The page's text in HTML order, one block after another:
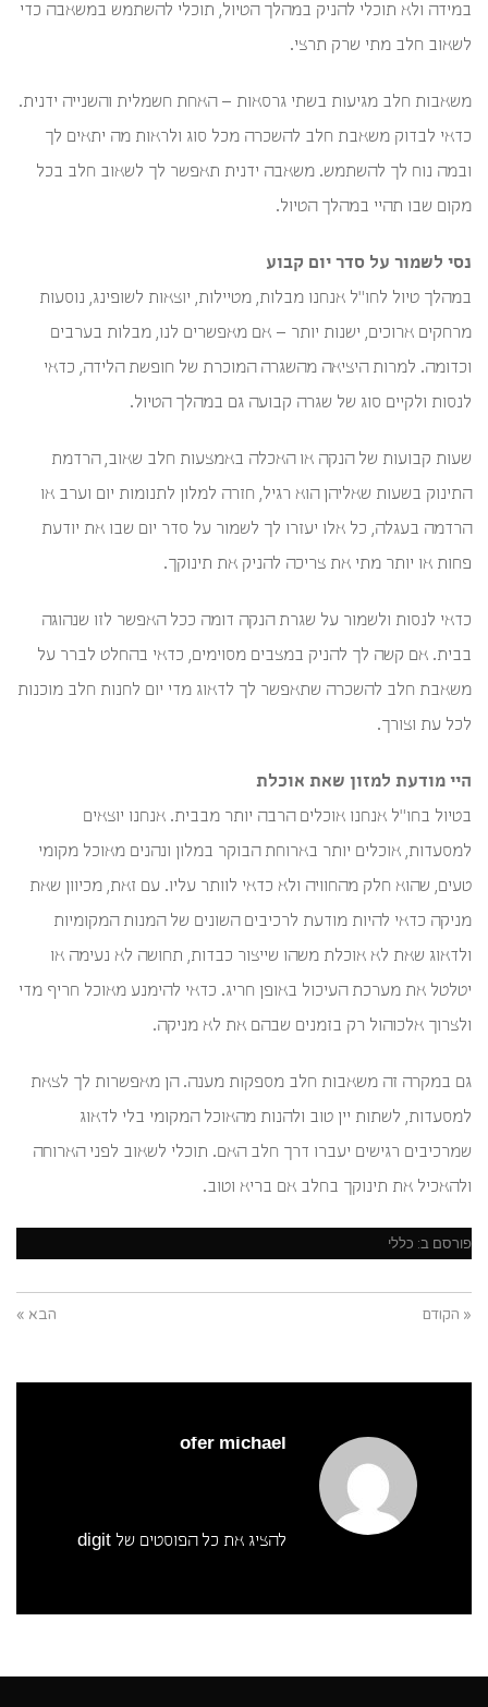
במידה ולא תוכלי להניק במהלך הטיול, תוכלי להשתמש במשאבה כדי
לשאוב חלב מתי שרק תרצי.
משאבות חלב מגיעות בשתי גרסאות – האחת חשמלית והשנייה ידנית.
כדאי לבדוק משאבת חלב להשכרה מכל סוג ולראות מה יתאים לך
ובמה נוח לך להשתמש. משאבה ידנית תאפשר לך לשאוב חלב בכל
מקום שבו תהיי במהלך הטיול.
נסי לשמור על סדר יום קבוע
במהלך טיול לחו"ל אנחנו מבלות, מטיילות, יוצאות לשופינג, נוסעות
מרחקים ארוכים, ישנות יותר – אם מאפשרים לנו, מבלות בערבים
וכדומה. למרות היציאה מהשגרה המוכרת של חופשת הלידה, כדאי
לנסות ולקיים סוג של שגרה קבועה גם במהלך הטיול.
שעות קבועות של הנקה או האכלה באמצעות חלב שאוב, הרדמת
התינוק בשעות שאליהן הוא רגיל, חזרה למלון לתנומות יום וערב או
הרדמה בעגלה, כל אלו יעזרו לך לשמור על סדר יום שבו את יודעת
פחות או יותר מתי את צריכה להניק את תינוקך.
כדאי לנסות ולשמור על שגרת הנקה דומה ככל האפשר לזו שנהוגה
בבית. אם קשה לך להניק במצבים מסוימים, כדאי בהחלט לברר על
משאבת חלב להשכרה שתאפשר לך לדאוג מדי יום לחנות חלב מוכנות
לכל עת וצורך.
היי מודעת למזון שאת אוכלת
בטיול בחו"ל אנחנו אוכלים הרבה יותר מבבית. אנחנו יוצאים
למסעדות, אוכלים יותר בארוחת הבוקר במלון ונהנים מאוכל מקומי
טעים, שהוא חלק מהחוויה ולא כדאי לוותר עליו. עם זאת, מכיוון שאת
מניקה כדאי להיות מודעת לרכיבים השונים של המנות המקומיות
ולדאוג שאת לא אוכלת משהו שייצור כבדות, תחושה לא נעימה או
יטלטל את מערכת העיכול באופן חריג. כדאי להימנע מאוכל חריף מדי
ולצרוך אלכוהול רק בזמנים שבהם את לא מניקה.
גם במקרה זה משאבות חלב מספקות מענה. הן מאפשרות לך לצאת
למסעדות, לשתות יין טוב ולהנות מהאוכל המקומי בלי לדאוג
שמרכיבים רגישים יעברו דרך חלב האם. תוכלי לשאוב לפני הארוחה
ולהאכיל את תינוקך בחלב אם בריא וטוב.
פורסם ב: כללי
« הקודם הבא »
ofer michael
להציג את כל הפוסטים של digit